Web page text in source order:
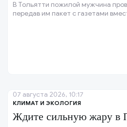
В Тольятти пожилой мужчина
передав им пакет с газетами
КЛИМАТ И ЭКОЛОГИЯ
Ждите сильную жару в
07 августа 2026, 10:17